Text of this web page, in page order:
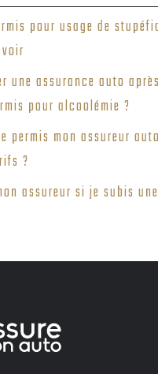
pour usage de
une assurance auto
pour alcoolémie ?
permis mon assureur
?
assureur si je subis